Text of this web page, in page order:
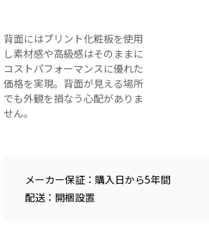
背面にはプリント化粧板を使用
し素材感や高級感はそのままに
コストパフォーマンスに優れた
価格を実現。背面が見える場所
でも外観を損なう心配がありま
せん。
メーカー保証：購入日から5年間
配送：開梱設置